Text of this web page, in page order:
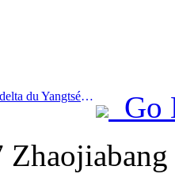
Prev:La ligne ferroviaire du delta du Yangtsé a transporté plus de 21,38 millions de passagers pendant les vacances du 1er mai.
Go